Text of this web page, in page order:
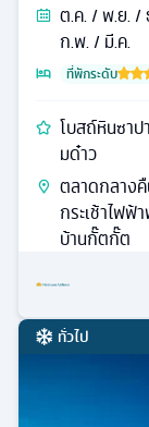
ต.ค. / พ.ย. /
ก.พ. / มี.ค.
ที่พักระดับ
โบสถ์หินซาป
มด๋าว
ตลาดกลาง
กระเช้าไฟ
บ้านกั๊ตกั๊ต
ทั่วไป